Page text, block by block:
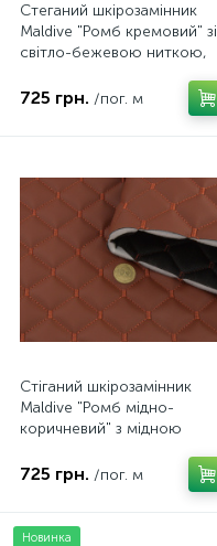
Стеганий шкірозамінник
Maldive "Ромб кремовий" зі
світло-бежевою ниткою,
ширина 1,35м Туреччина
725 грн. /пог. м
Стіганий шкірозамінник
Maldive "Ромб мідно-
коричневий" з мідною
ширина 1,3м Туреччина
725 грн. /пог. м
Новинка